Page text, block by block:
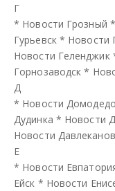
Г
* Новости Грозный *
Гурьевск * Новости
Новости Геленджик
Горнозаводск *
Д
* Новости
Дудинка * Новости
Новости
Е
* Новости
Ейск * Новости